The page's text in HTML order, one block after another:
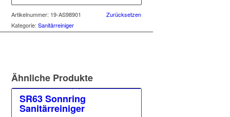
Zurücksetzen
Artikelnummer: 19-AS98901
Kategorie:Sanitärreiniger
Ähnliche Produkte
SR63 Sonnring
Sanitärreiniger